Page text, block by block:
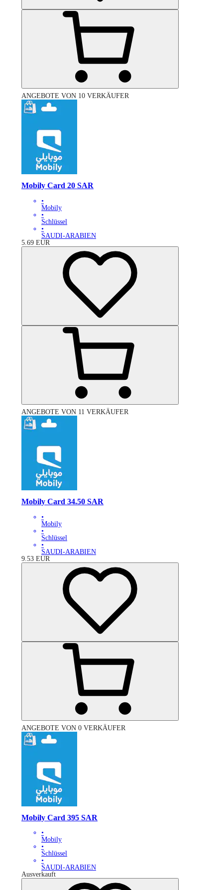
ANGEBOTE VON 10 VERKÄUFER
Mobily Card 20 SAR
•
Mobily
•
Schlüssel
•
SAUDI-ARABIEN
5.69 EUR
ANGEBOTE VON 11 VERKÄUFER
Mobily Card 34.50 SAR
•
Mobily
•
Schlüssel
•
SAUDI-ARABIEN
9.53 EUR
ANGEBOTE VON 0 VERKÄUFER
Mobily Card 395 SAR
•
Mobily
•
Schlüssel
•
SAUDI-ARABIEN
Ausverkauft